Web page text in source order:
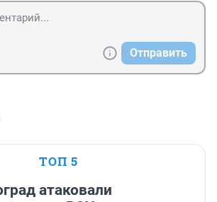
Отправить
ТОП 5
атаковали